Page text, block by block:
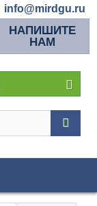
info@mirdgu.ru
НАПИШИТЕ
НАМ